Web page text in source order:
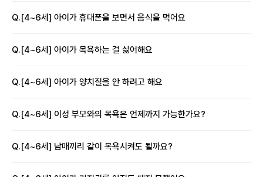
Q.[4~6세] 아이가 휴대폰을 보면서 음식을 먹어요
Q.[4~6세] 아이가 목욕하는 걸 싫어해요
Q.[4~6세] 아이가 양치질을 안 하려고 해요
Q.[4~6세] 이성 부모와의 목욕은 언제까지 가능한가요?
Q.[4~6세] 남매끼리 같이 목욕시켜도 될까요?